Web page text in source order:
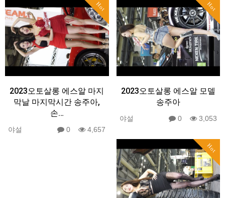
Hot
2023오토살롱 에스알 마지
막날 마지막시간 송주아,
손…
야설 0 4,657
Hot
2023오토살롱 에스알 모델
송주아
야설 0 3,053
Hot